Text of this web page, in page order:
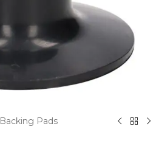
Backing Pads